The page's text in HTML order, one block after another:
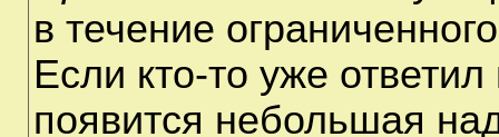
в течение
Если кто-то уже
появится небольшая